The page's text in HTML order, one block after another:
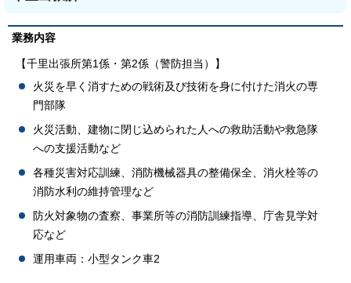
業務内容
【千里出張所第1係・第2係（警防担当）】
火災を早く消すための戦術及び技術を身に付けた消火の専
門部隊
火災活動、建物に閉じ込められた人への救助活動や救急隊
への支援活動など
各種災害対応訓練、消防機械器具の整備保全、消火栓等の
消防水利の維持管理など
防火対象物の査察、事業所等の消防訓練指導、庁舎見学対
応など
運用車両：小型タンク車2